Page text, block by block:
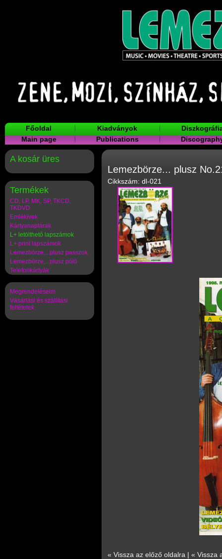
Főoldal Kiadványok
Main page
Publications
A kosár üres
Termékek
CD, LP, MK, SP, TKCD,
TKDVD
Emlékívek
Kártyanaptárak
L+ letölthető lapszámok
L+ print lapszámok
Lemezbörze,...plusz passzok
Lemezbörze,...plusz póló
Telefonkártyák
Megrendeléseim
Vásárlási és szállítási
feltételek
Lemezbörze... plusz
Cikkszám: dl-021
« Vissza az előző oldalra | « Vissza